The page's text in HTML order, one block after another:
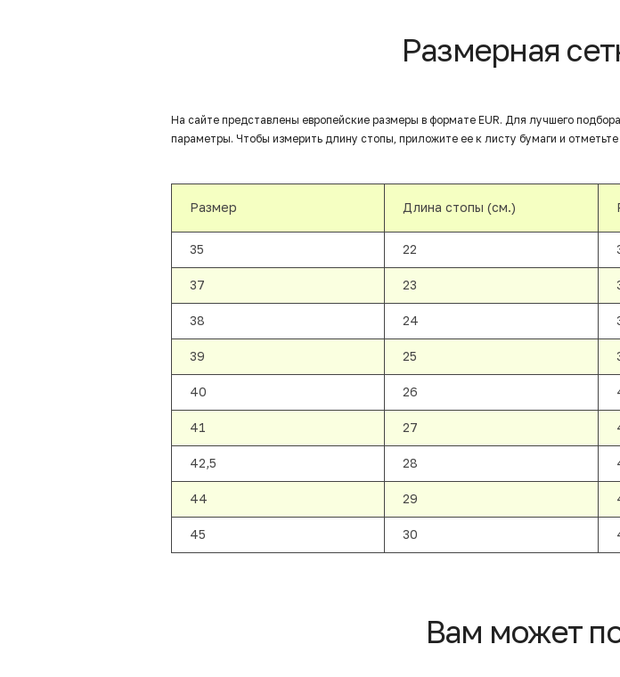
Размерная
На сайте представлены европейские размеры в формате EUR. Для лучшего
параметры. Чтобы измерить длину стопы, приложите ее к листу бумаги и
Размер Длина стопы (см.)
35 22
37 23
38 24
39 25
40 26
41 27
42,5 28
44 29
45 30
Вам может